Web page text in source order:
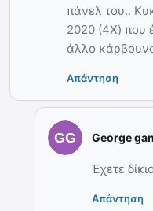
πάνελ του..
2020 (4X) που
άλλο
Απάντηση
George
Έχετε
Απάντηση